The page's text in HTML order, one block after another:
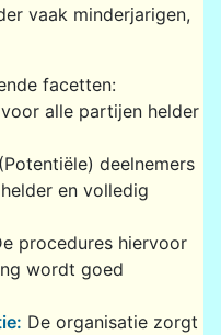
vaak minderjarigen,
facetten:
alle partijen helder
(Potentiële) deelnemers
en volledig
procedures hiervoor
wordt goed
De organisatie zorgt